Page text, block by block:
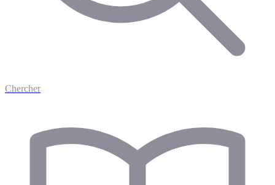
Chercher